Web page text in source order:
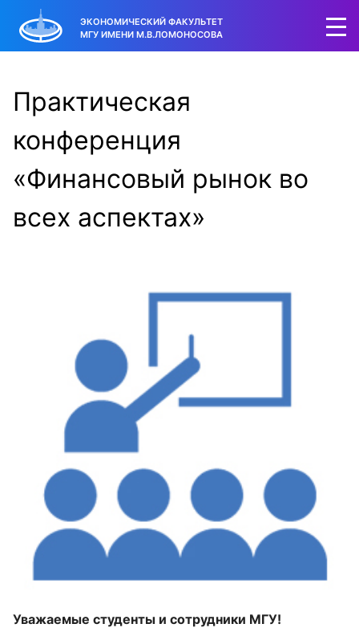
ЭКОНОМИЧЕСКИЙ ФАКУЛЬТЕТ
МГУ ИМЕНИ М.В.ЛОМОНОСОВА
Практическая
конференция
«Финансовый рынок во
всех аспектах»
Уважаемые студенты и сотрудники МГУ!